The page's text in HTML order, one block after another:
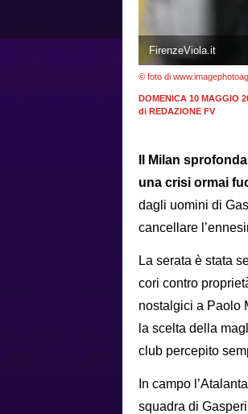
FirenzeViola.it
© foto di
DOMENICA 10 MAGGIO
di REDAZIONE FV
Il Milan
una crisi ormai
dagli uomini di
cancellare
La serata è stata
cori contro
nostalgici a Paolo
la scelta della
club percepito
In campo
squadra di